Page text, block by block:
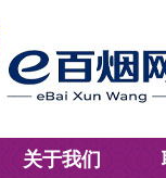
关于我们